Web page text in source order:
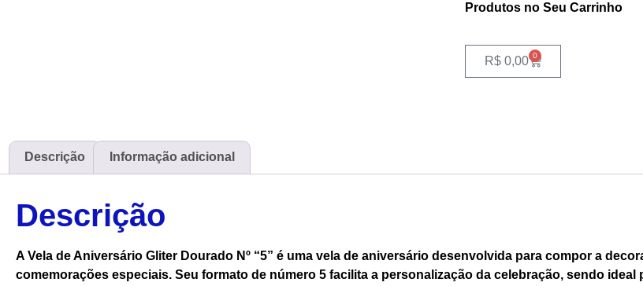
Produtos no Seu Carrinho
R$ 0,00 0
Descrição Informação adicional
Descrição
A Vela de Aniversário Gliter Dourado Nº “5” é uma vela de aniversário desenvolvida para compor a
comemorações especiais. Seu formato de número 5 facilita a personalização da celebração, sendo ideal